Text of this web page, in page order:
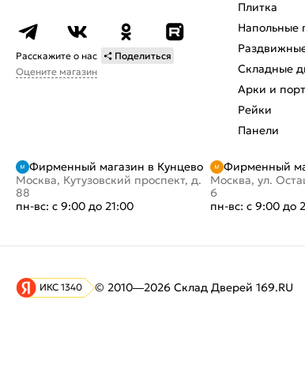
Расскажите о нас
Поделиться
Оцените магазин
Плитка
Напольные
Складные
Арки и
Рейки
Панели
Фирменный магазин в Кунцево
Москва, Кутузовский проспект, д.
88
пн-вс: с 9:00 до 21:00
Фирменный
Москва, ул.
6
пн-вс: с 9:00 до
ИКС 1340 © 2010—2026 Склад Дверей 169.RU